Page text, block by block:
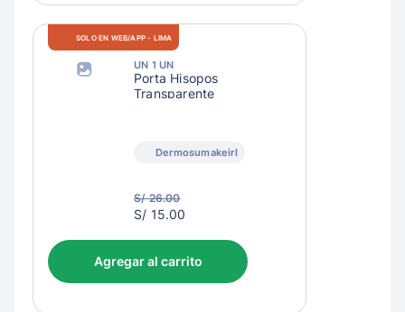
SOLO EN WEB/APP - LIMA
UN 1 UN
Porta Hisopos
Transparente
Dermosumakeirl
S/ 26.00
S/
S/ 15.00
Agregar al carrito